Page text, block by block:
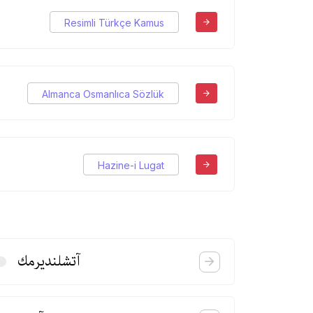
Resimli Türkçe Kamus
Almanca Osmanlıca Sözlük
Hazine-i Lugat
آتشلندیرمك